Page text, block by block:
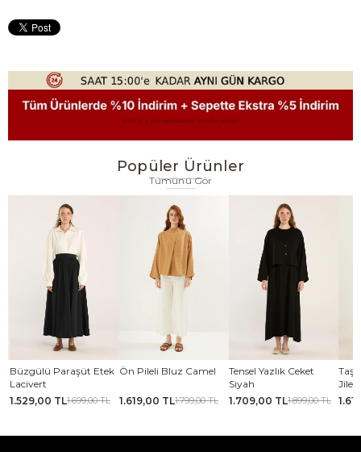
Popüler Ürünler
Tümünü Gör
Büzgülü Paraşüt Etek
Lacivert
1.529,00 TL1.699,00 TL
Ön Pileli Bluz Camel
1.619,00 TL1.799,00 TL
Tensel Yazlık Ceket
Siyah
1.709,00 TL1.899,00 TL
Jile